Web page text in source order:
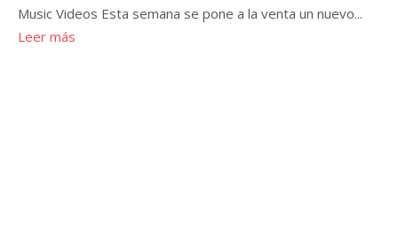
Music Videos Esta semana se pone a la venta un nuevo...
Leer más